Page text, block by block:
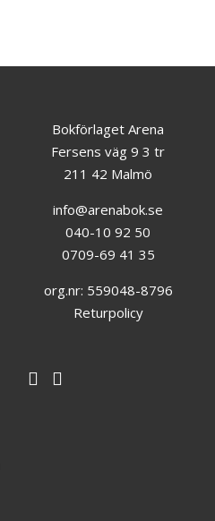
Bokförlaget Arena
Fersens väg 9 3 tr
211 42 Malmö
info@arenabok.se
040-10 92 50
0709-69 41 35
org.nr: 559048-8796
Returpolicy